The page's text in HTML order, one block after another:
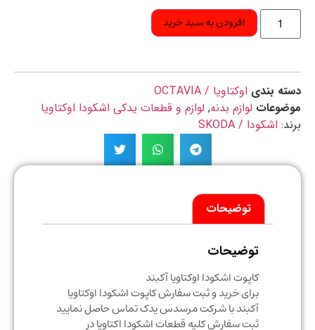
افزودن به سبد خرید
بندی اوکتاویا / OCTAVIA
لوازم بدنه, لوازم و قطعات یدکی اشکودا اوکتاویا
اشکودا / SKODA
توضیحات
توضیحات
کاپوت اشکودا اوکتاویا آکبند
برای خرید و ثبت سفارش کاپوت اشکودا اوکتاویا
آکبند با شرکت مرسدس یدک تماس حاصل نمایید
ثبت سفارش کلیه قطعات اشکودا اکتاویا در